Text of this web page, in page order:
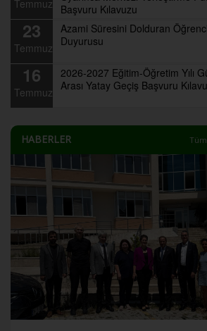
Temmuz
Başvuru Kılavuzu
23
Temmuz
Azami Süresini Dolduran
Duyurusu
16
Temmuz
2026-2027 Eğitim-Öğretim Yılı
Arası Yatay Geçiş Başvuru
HABERLER